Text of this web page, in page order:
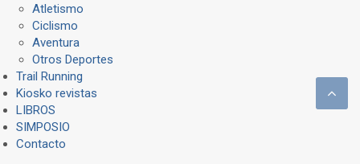
Atletismo
Ciclismo
Aventura
Otros Deportes
Trail Running
Kiosko revistas
LIBROS
SIMPOSIO
Contacto